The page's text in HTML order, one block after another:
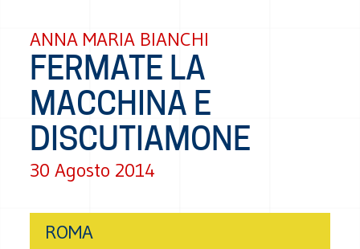
ANNA MARIA BIANCHI
FERMATE LA
MACCHINA E
DISCUTIAMONE
30 Agosto 2014
ROMA